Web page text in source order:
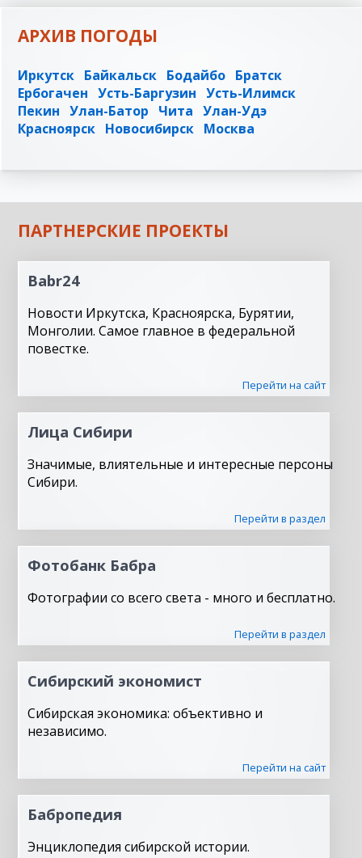
АРХИВ ПОГОДЫ
Иркутск Байкальск Бодайбо Братск
Ербогачен Усть-Баргузин Усть-Илимск
Пекин Улан-Батор Чита Улан-Удэ
Красноярск Новосибирск Москва
ПАРТНЕРСКИЕ ПРОЕКТЫ
Babr24
Новости Иркутска, Красноярска, Бурятии,
Монголии. Самое главное в федеральной
повестке.
Перейти на сайт
Лица Сибири
Значимые, влиятельные и интересные персоны
Сибири.
Перейти в раздел
Фотобанк Бабра
Фотографии со всего света - много и бесплатно.
Перейти в раздел
Сибирский экономист
Сибирская экономика: объективно и
независимо.
Перейти на сайт
Бабропедия
Энциклопедия сибирской истории.